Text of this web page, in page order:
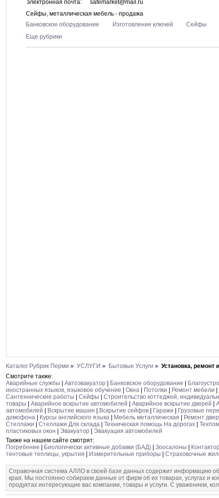
электронная почта:
safemarket@mail.ru
Сейфы, металлическая мебель - продажа
Банковское оборудование
Изготовление ключей
Сейфы
Еще рубрики
Каталог Рубрик Перми » УСЛУГИ » Бытовые Услуги » Установка, ремонт
Смотрите также:
Аварийные службы
Автоэвакуатор Банковское оборудование
иностранных языков, языковое обучение
Окна Потолки Ремонт мебели
Сантехнические работы
Сейфы
Строительство коттеджей,
товары
Аварийное вскрытие автомобилей Аварийное вскрытие дверей
автомобилей
Вскрытие машин Вскрытие сейфов Гаражи
Грузовые
домофона
Курсы английского языка Мебель металлическая
Ремонт
Стеллажи
Стеллажи Для склада Техническая помощь На дорогах
пластиковых окон
Эвакуатор
Эвакуация автомобилей
Также на нашем сайте смотрят:
Погребение
Биологически активные добавки (БАД) Зоосалоны
тентовые теплицы, укрытия
Измерительные приборы Страховочные
Справочная система АЛЛО в своей базе данных содержит информацию
края. Мы постоянно собираем данные от фирм об их товарах, услугах и
продуктах интересующие вас компании, товары и услуги. С уважением,